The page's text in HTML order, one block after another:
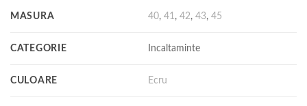
MASURA 40,41 ,42,43,45
CATEGORIE Incaltaminte
CULOARE Ecru